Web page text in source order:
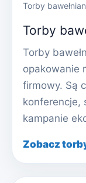
Torby
Torby
Torby
opakowanie
firmowy. Są
konferencje,
kampanie
Zobacz